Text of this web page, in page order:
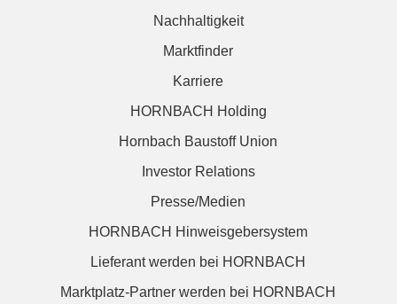
Nachhaltigkeit
Marktfinder
Karriere
HORNBACH Holding
Hornbach Baustoff Union
Investor Relations
Presse/Medien
HORNBACH Hinweisgebersystem
Lieferant werden bei HORNBACH
Marktplatz-Partner werden bei HORNBACH